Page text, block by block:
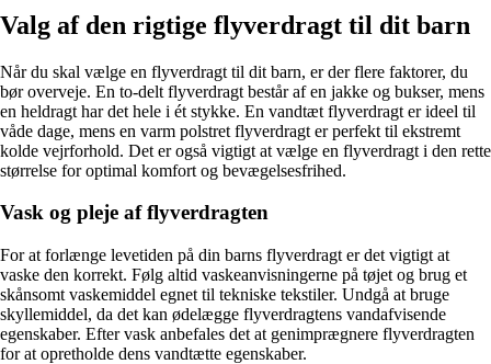
Valg af den rigtige flyverdragt til dit barn
Når du skal vælge en flyverdragt til dit barn, er der flere faktorer, du
bør overveje. En to-delt flyverdragt består af en jakke og bukser, mens
en heldragt har det hele i ét stykke. En vandtæt flyverdragt er ideel til
våde dage, mens en varm polstret flyverdragt er perfekt til ekstremt
kolde vejrforhold. Det er også vigtigt at vælge en flyverdragt i den rette
størrelse for optimal komfort og bevægelsesfrihed.
Vask og pleje af flyverdragten
For at forlænge levetiden på din barns flyverdragt er det vigtigt at
vaske den korrekt. Følg altid vaskeanvisningerne på tøjet og brug et
skånsomt vaskemiddel egnet til tekniske tekstiler. Undgå at bruge
skyllemiddel, da det kan ødelægge flyverdragtens vandafvisende
egenskaber. Efter vask anbefales det at genimprægnere flyverdragten
for at opretholde dens vandtætte egenskaber.